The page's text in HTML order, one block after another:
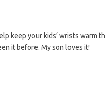
keep your kids’ wrists warm
it before. My son loves it!